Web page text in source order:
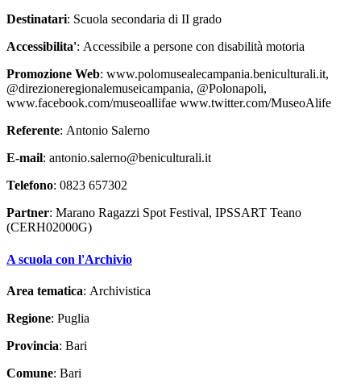
Destinatari: Scuola secondaria di II grado
Accessibilita': Accessibile a persone con disabilità motoria
Promozione Web: www.polomusealecampania.beniculturali.it,
@direzioneregionalemuseicampania, @Polonapoli,
www.facebook.com/museoallifae www.twitter.com/MuseoAlife
Referente: Antonio Salerno
E-mail: antonio.salerno@beniculturali.it
Telefono: 0823 657302
Partner: Marano Ragazzi Spot Festival, IPSSART Teano
(CERH02000G)
A scuola con l'Archivio
Area tematica: Archivistica
Regione: Puglia
Provincia: Bari
Comune: Bari